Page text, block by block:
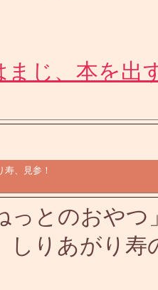
まじ、本を出
寿、見参！
っとのおや
しりあがり